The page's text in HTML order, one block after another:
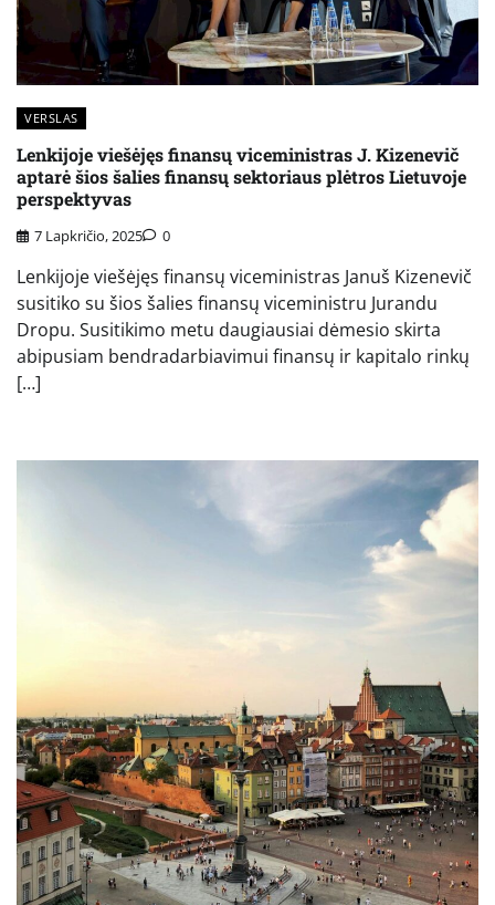
VERSLAS
Lenkijoje viešėjęs finansų viceministras J. Kizenevič
aptarė šios šalies finansų sektoriaus plėtros Lietuvoje
perspektyvas
7 Lapkričio, 2025 0
Lenkijoje viešėjęs finansų viceministras Januš Kizenevič
susitiko su šios šalies finansų viceministru Jurandu
Dropu. Susitikimo metu daugiausiai dėmesio skirta
abipusiam bendradarbiavimui finansų ir kapitalo rinkų
[…]